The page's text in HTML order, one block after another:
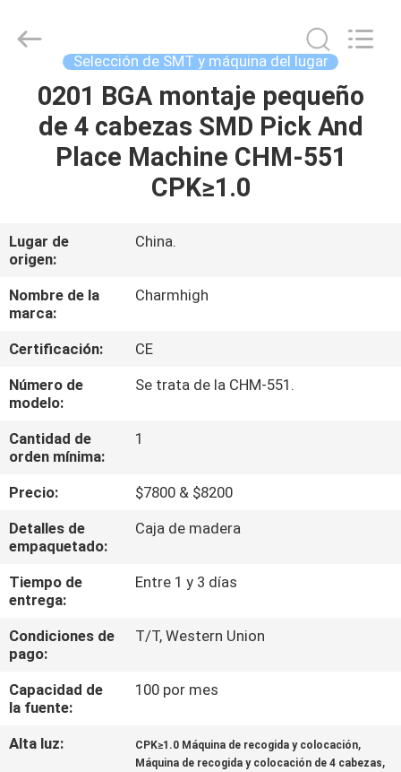
HOGAR
PRODUCTOS
VÍDEOS
SOBRE
NOSOTROS
VISITA
A
LA
CONTROL
CALIDAD
CONTACTA
CON
NOSOTROS
CHARMHIGH
TECHNOLOGY
Reserved.
Selección de SMT y máquina del lugar
0201 BGA montaje pequeño
de 4 cabezas SMD Pick And
Place Machine CHM-551
CPK≥1.0
Lugar de
origen:
China.
Nombre de la
marca:
Charmhigh
Certificación:
CE
Número de
modelo:
Se trata de la CHM-551.
Cantidad de
orden mínima:
1
Precio:
$7800 & $8200
Detalles de
empaquetado:
Caja de madera
Tiempo de
entrega:
Entre 1 y 3 días
Condiciones de
pago:
T/T, Western Union
Capacidad de
la fuente:
100 por mes
Alta luz: CPK≥1.0 Máquina de recogida y colocación,
Máquina de recogida y colocación de 4 cabezas,